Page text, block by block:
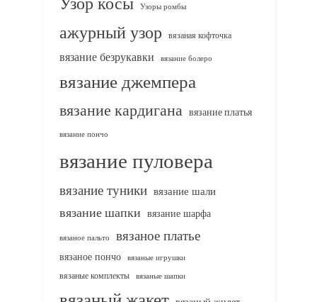
Узоры ромбы
ажурный узор вязаная кофточка
вязание безрукавки вязание болеро
вязание джемпера
вязание кардигана вязание платья
вязание пончо
вязание пуловера
вязание туники вязание шали
вязание шапки вязание шарфа
вязаное пальто вязаное платье
вязаное пончо вязаные игрушки
вязаные комплекты
вязаные шапки